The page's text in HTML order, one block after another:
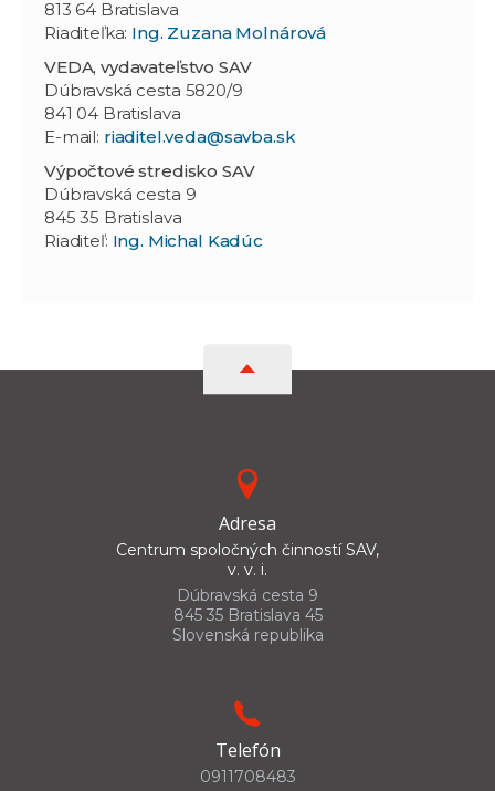
813 64 Bratislava
Riaditeľka: Ing. Zuzana Molnárová
VEDA, vydavateľstvo SAV
Dúbravská cesta 5820/9
841 04 Bratislava
E-mail: riaditel.veda@savba.sk
Výpočtové stredisko SAV
Dúbravská cesta 9
845 35 Bratislava
Riaditeľ: Ing. Michal Kadúc
Adresa
Centrum spoločných činností SAV,
v. v. i.
Dúbravská cesta 9
845 35 Bratislava 45
Slovenská republika
Telefón
0911708483